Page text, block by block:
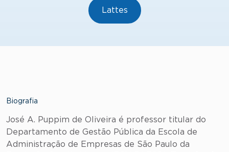
Lattes
Biografia
José A. Puppim de Oliveira é professor titular do
Departamento de Gestão Pública da Escola de
Administração de Empresas de São Paulo da